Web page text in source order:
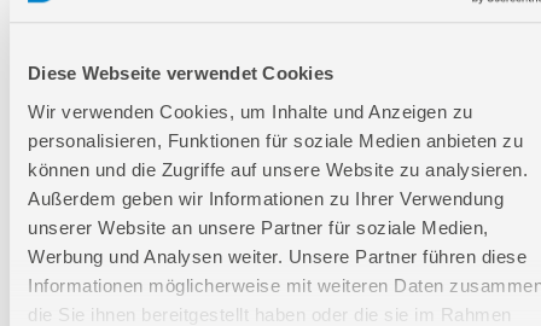
Diese Webseite verwendet Cookies
Wir verwenden Cookies, um Inhalte und Anzeigen zu
personalisieren, Funktionen für soziale Medien anbieten zu
können und die Zugriffe auf unsere Website zu analysieren.
Außerdem geben wir Informationen zu Ihrer Verwendung
unserer Website an unsere Partner für soziale Medien,
Werbung und Analysen weiter. Unsere Partner führen diese
Informationen möglicherweise mit weiteren Daten
die Sie ihnen bereitgestellt haben oder die sie im Rahmen
Länge
205 mm
Höhe
22 mm
Nettogewicht:
0,19 kg
Bruttogewicht:
0,25 kg